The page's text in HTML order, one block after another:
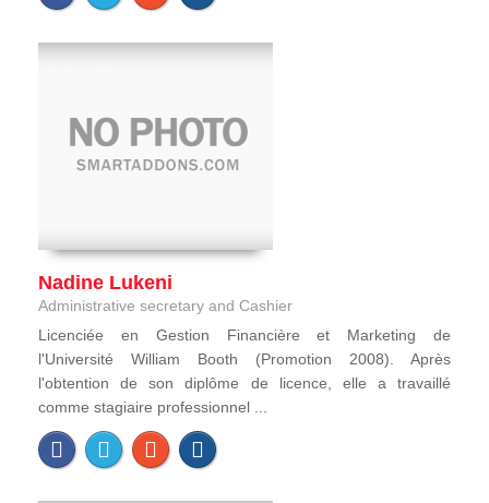
Nadine Lukeni
Administrative secretary and Cashier
Licenciée en Gestion Financière et Marketing de
l'Université William Booth (Promotion 2008). Après
l'obtention de son diplôme de licence, elle a travaillé
comme stagiaire professionnel ...